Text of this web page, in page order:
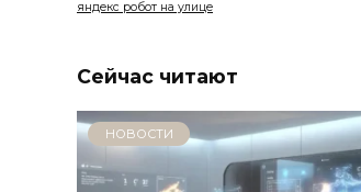
яндекс робот на улице
Сейчас читают
НОВОСТИ